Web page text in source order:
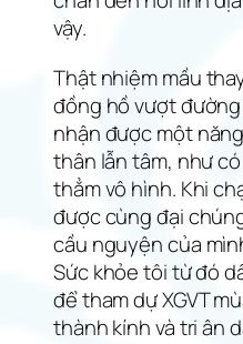
vậy.
Thật nhiệm mầu
đồng hồ vượt
nhận được một
thân lẫn tâm, như
thẳm vô hình. Khi
được cùng đại
cầu nguyện của
Sức khỏe tôi từ đó
để tham dự XGVT
thành kính và tri ân